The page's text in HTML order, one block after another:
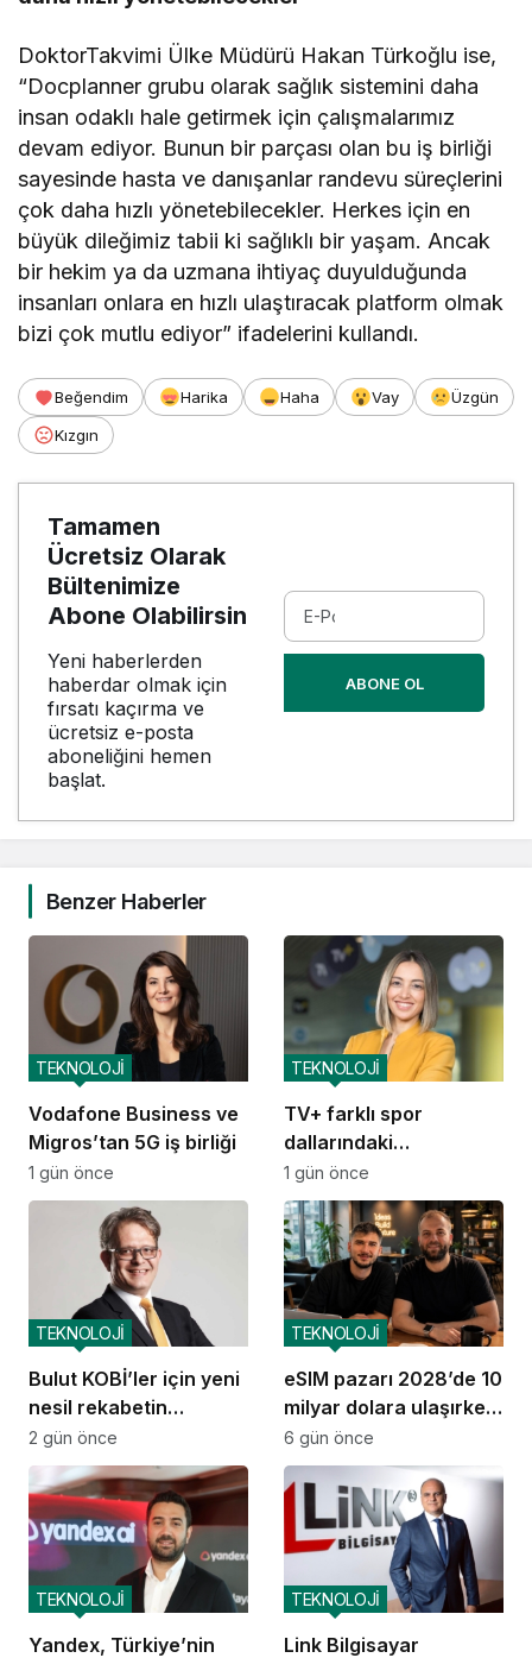
DoktorTakvimi Ülke Müdürü Hakan Türkoğlu ise,
“Docplanner grubu olarak sağlık sistemini daha
insan odaklı hale getirmek için çalışmalarımız
devam ediyor. Bunun bir parçası olan bu iş birliği
sayesinde hasta ve danışanlar randevu süreçlerini
çok daha hızlı yönetebilecekler. Herkes için en
büyük dileğimiz tabii ki sağlıklı bir yaşam. Ancak
bir hekim ya da uzmana ihtiyaç duyulduğunda
insanları onlara en hızlı ulaştıracak platform olmak
bizi çok mutlu ediyor” ifadelerini kullandı.
Beğendim Harika Haha Vay
Üzgün
Kızgın
Tamamen
Ücretsiz Olarak
Bültenimize
Abone Olabilirsin
Yeni haberlerden
haberdar olmak için
fırsatı kaçırma ve
ücretsiz e-posta
aboneliğini hemen
başlat.
ABONE OL
Benzer Haberler
Vodafone Business ve
Migros’tan 5G iş birliği
TEKNOLOJİ
1 gün önce
TV+ farklı spor
dallarındaki
organizasyonları tek
çatı altında
buluşturuyor
TEKNOLOJİ
1 gün önce
Bulut KOBİ’ler için yeni
nesil rekabetin
altyapısına dönüştü
TEKNOLOJİ
2 gün önce
eSIM pazarı 2028’de 10
milyar dolara ulaşırken
GetSimLess
büyümesini sürdürüyor
TEKNOLOJİ
6 gün önce
Yandex, Türkiye’nin
TEKNOLOJİ
Link Bilgisayar
TEKNOLOJİ